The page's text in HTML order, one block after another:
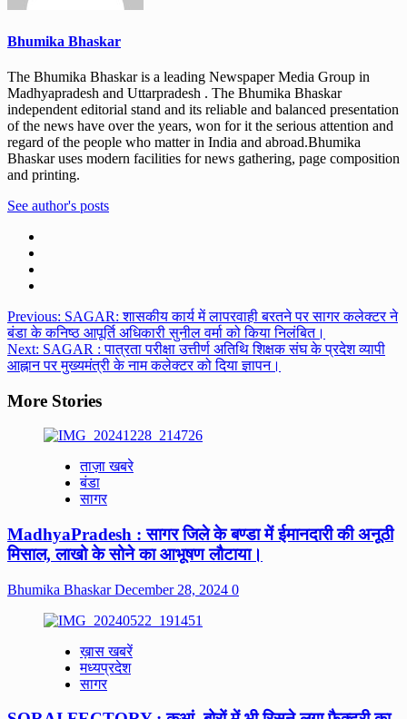
Bhumika Bhaskar
The Bhumika Bhaskar is a leading Newspaper Media Group in
Madhyapradesh and Uttarpradesh . The Bhumika Bhaskar
independent editorial stand and its reliable and balanced presentation
of the news have over the years, won for it the serious attention and
regard of the people who matter in India and abroad.Bhumika
Bhaskar uses modern facilities for news gathering, page composition
and printing.
See author's posts
Post
navigation
Previous: SAGAR: शासकीय कार्य में लापरवाही बरतने पर सागर कलेक्टर ने
बंडा के कनिष्ठ आपूर्ति अधिकारी सुनील वर्मा को किया निलंबित।
Next: SAGAR : पात्रता परीक्षा उत्तीर्ण अतिथि शिक्षक संघ के प्रदेश व्यापी
आह्नान पर मुख्यमंत्री के नाम कलेक्टर को दिया ज्ञापन।
More Stories
ताज़ा खबरे
बंडा
सागर
MadhyaPradesh : सागर जिले के बण्डा में ईमानदारी की अनूठी
मिसाल, लाखो के सोने का आभूषण लौटाया।
Bhumika BhaskarDecember 28, 2024 0
ख़ास खबरें
मध्यप्रदेश
सागर